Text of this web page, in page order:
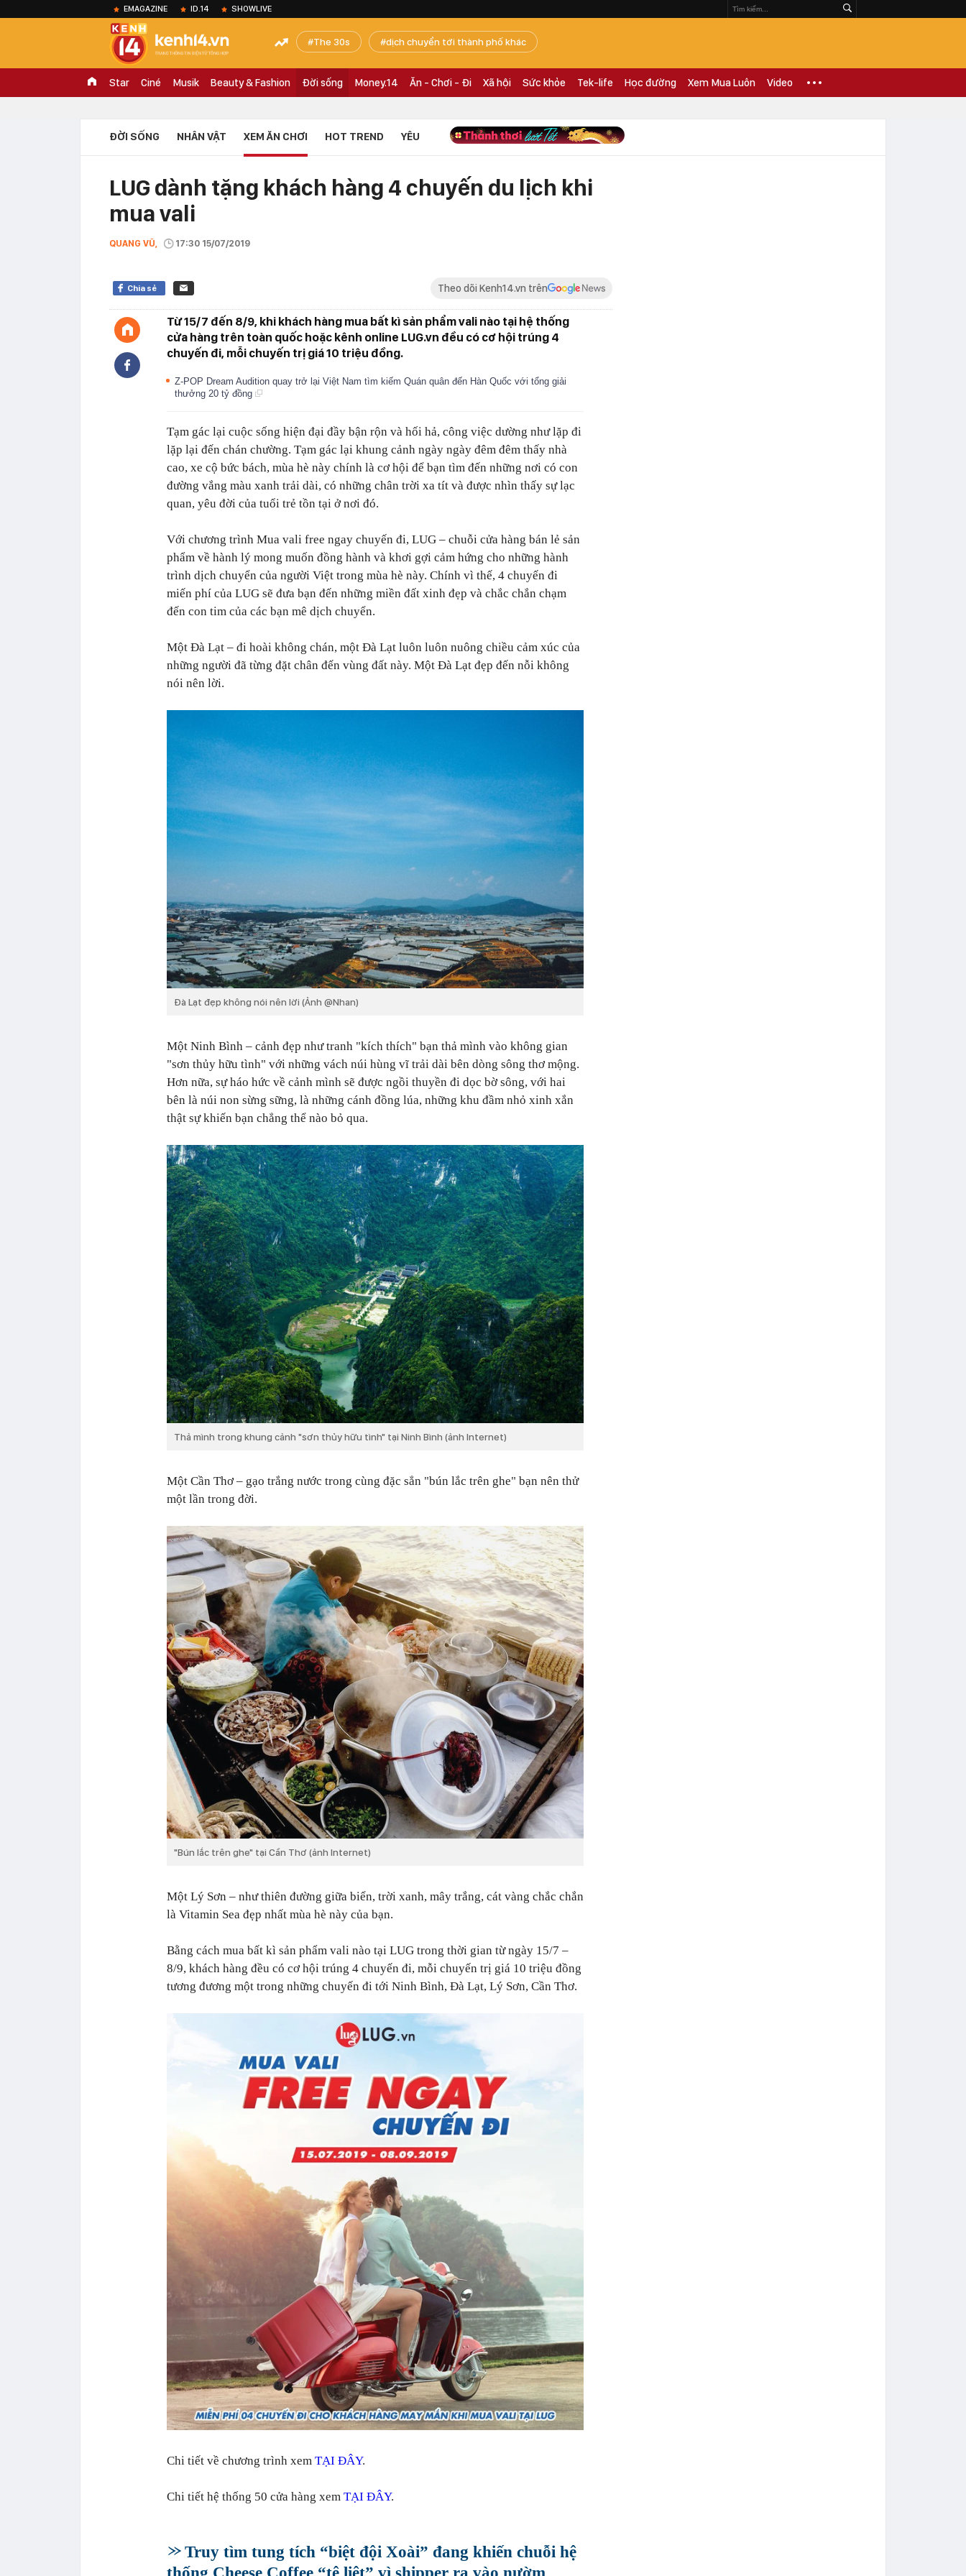
EMAGAZINE ID.14 SHOWLIVE
The 30s dịch chuyển tới thành phố khác
Star Ciné Musik Beauty & Fashion Đời sống Money.14 Ăn - Chơi - Đi Xã hội Sức khỏe Tek-life Học đường Xem Mua Luôn Video
ĐỜI SỐNG NHÂN VẬT XEM ĂN CHƠI HOT TREND YÊU
LUG dành tặng khách hàng 4 chuyến du lịch khi
mua vali
QUANG VŨ, 17:30 15/07/2019
Chia sẻ Theo dõi Kenh14.vn trên
Từ 15/7 đến 8/9, khi khách hàng mua bất kì sản phẩm vali nào tại hệ thống
cửa hàng trên toàn quốc hoặc kênh online LUG.vn đều có cơ hội trúng 4
chuyến đi, mỗi chuyến trị giá 10 triệu đồng.
Z-POP Dream Audition quay trở lại Việt Nam tìm kiếm Quán quân đến Hàn Quốc với tổng giải
thưởng 20 tỷ đồng
Tạm gác lại cuộc sống hiện đại đầy bận rộn và hối hả, công việc dường như lặp đi
lặp lại đến chán chường. Tạm gác lại khung cảnh ngày ngày đêm đêm thấy nhà
cao, xe cộ bức bách, mùa hè này chính là cơ hội để bạn tìm đến những nơi có con
đường vắng màu xanh trải dài, có những chân trời xa tít và được nhìn thấy sự lạc
quan, yêu đời của tuổi trẻ tồn tại ở nơi đó.
Với chương trình Mua vali free ngay chuyến đi, LUG – chuỗi cửa hàng bán lẻ sản
phẩm về hành lý mong muốn đồng hành và khơi gợi cảm hứng cho những hành
trình dịch chuyển của người Việt trong mùa hè này. Chính vì thế, 4 chuyến đi
miến phí của LUG sẽ đưa bạn đến những miền đất xinh đẹp và chắc chắn chạm
đến con tim của các bạn mê dịch chuyển.
Một Đà Lạt – đi hoài không chán, một Đà Lạt luôn luôn nuông chiều cảm xúc của
những người đã từng đặt chân đến vùng đất này. Một Đà Lạt đẹp đến nỗi không
nói nên lời.
Đà Lạt đẹp không nói nên lời (Ảnh @Nhan)
Một Ninh Bình – cảnh đẹp như tranh "kích thích" bạn thả mình vào không gian
"sơn thủy hữu tình" với những vách núi hùng vĩ trải dài bên dòng sông thơ mộng.
Hơn nữa, sự háo hức về cảnh mình sẽ được ngồi thuyền đi dọc bờ sông, với hai
bên là núi non sừng sững, là những cánh đồng lúa, những khu đầm nhỏ xinh xắn
thật sự khiến bạn chẳng thể nào bỏ qua.
Thả mình trong khung cảnh "sơn thủy hữu tình" tại Ninh Bình (ảnh Internet)
Một Cần Thơ – gạo trắng nước trong cùng đặc sẳn "bún lắc trên ghe" bạn nên thử
một lần trong đời.
"Bún lắc trên ghe" tại Cần Thơ (ảnh Internet)
Một Lý Sơn – như thiên đường giữa biển, trời xanh, mây trắng, cát vàng chắc chắn
là Vitamin Sea đẹp nhất mùa hè này của bạn.
Bằng cách mua bất kì sản phẩm vali nào tại LUG trong thời gian từ ngày 15/7 –
8/9, khách hàng đều có cơ hội trúng 4 chuyến đi, mỗi chuyến trị giá 10 triệu đồng
tương đương một trong những chuyến đi tới Ninh Bình, Đà Lạt, Lý Sơn, Cần Thơ.
Chi tiết về chương trình xem TẠI ĐÂY.
Chi tiết hệ thống 50 cửa hàng xem TẠI ĐÂY.
Truy tìm tung tích “biệt đội Xoài” đang khiến chuỗi hệ